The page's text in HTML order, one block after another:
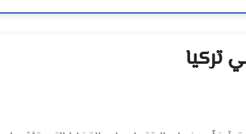
تركيا